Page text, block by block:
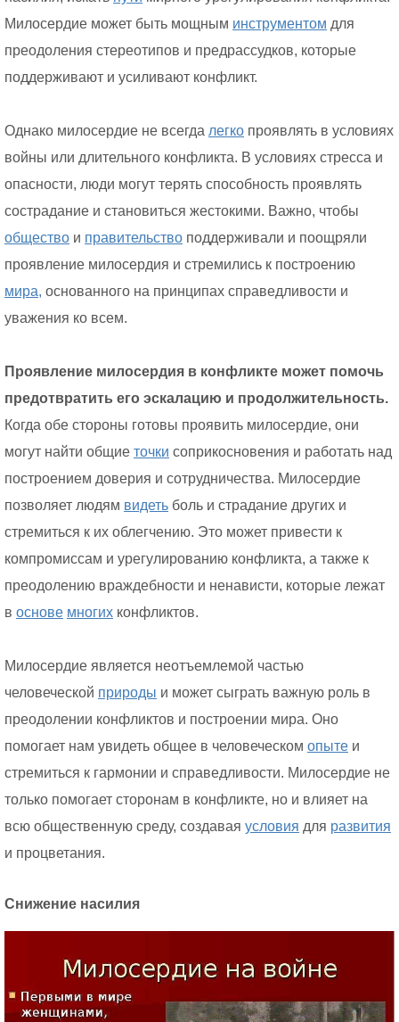
Милосердие может быть мощным инструментом для
преодоления стереотипов и предрассудков, которые
поддерживают и усиливают конфликт.
Однако милосердие не всегда легко проявлять в условиях
войны или длительного конфликта. В условиях стресса и
опасности, люди могут терять способность проявлять
сострадание и становиться жестокими. Важно, чтобы
общество и правительство поддерживали и поощряли
проявление милосердия и стремились к построению
мира, основанного на принципах справедливости и
уважения ко всем.
Проявление милосердия в конфликте может помочь
предотвратить его эскалацию и продолжительность.
Когда обе стороны готовы проявить милосердие, они
могут найти общие точки соприкосновения и работать над
построением доверия и сотрудничества. Милосердие
позволяет людям видеть боль и страдание других и
стремиться к их облегчению. Это может привести к
компромиссам и урегулированию конфликта, а также к
преодолению враждебности и ненависти, которые лежат
в основе многих конфликтов.
Милосердие является неотъемлемой частью
человеческой природы и может сыграть важную роль в
преодолении конфликтов и построении мира. Оно
помогает нам увидеть общее в человеческом опыте и
стремиться к гармонии и справедливости. Милосердие не
только помогает сторонам в конфликте, но и влияет на
всю общественную среду, создавая условия для развития
и процветания.
Снижение насилия